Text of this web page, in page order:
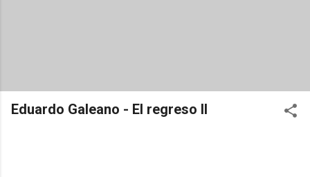
Eduardo Galeano - El regreso II